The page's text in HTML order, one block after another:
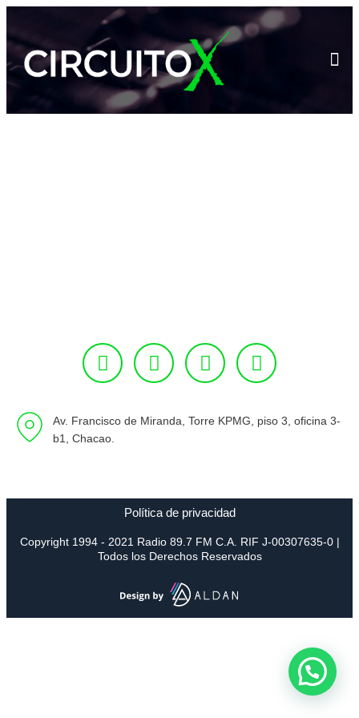
Av. Francisco de Miranda, Torre KPMG, piso 3, oficina 3-
b1, Chacao.
Política de privacidad
Copyright 1994 - 2021 Radio 89.7 FM C.A. RIF J-00307635-0 |
Todos los Derechos Reservados